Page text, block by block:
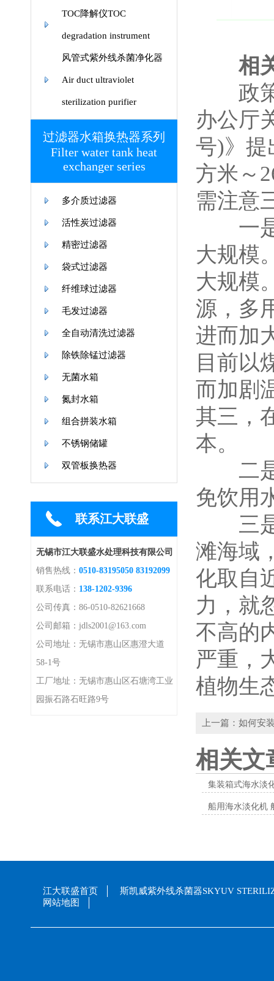
TOC降解仪TOC
degradation instrument
风管式紫外线杀菌净化器
Air duct ultraviolet
sterilization purifier
过滤器水箱换热器系列
Filter water tank heat
exchanger series
多介质过滤器
活性炭过滤器
精密过滤器
袋式过滤器
纤维球过滤器
毛发过滤器
全自动清洗过滤器
除铁除锰过滤器
无菌水箱
氮封水箱
组合拼装水箱
不锈钢储罐
双管板换热器
联系江大联盛
无锡市江大联盛水处理科技有限公司
销售热线： 0510-83195050 83192099
联系电话： 138-1202-9396
公司传真：86-0510-82621668
公司邮箱：jdls2001@163.com
公司地址：无锡市惠山区惠澄大道
58-1号
工厂地址：无锡市惠山区石塘湾工业
园振石路石旺路9号
相关
政策
办公厅
号)》提
方米～
需注意
一
大规模
大规模
源，多
进而加
目前以
而加剧
其三，
本。
二是
免饮用
三是
滩海域
化取自
力，就
不高的
严重，
植物生
上一篇：如何安
相关文
集装箱式海水淡
船用海水淡化机
江大联盛首页
斯凯威紫外线杀菌器SKYUV
网站地图